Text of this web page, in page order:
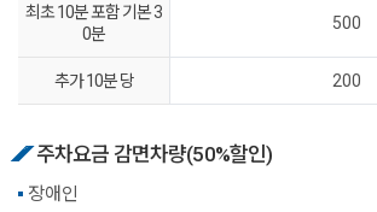
최초 10분 포함 기본 3
0분
500
추가 10분 당 200
주차요금 감면차량(50%할인)
장애인